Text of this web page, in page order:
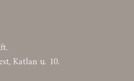
Katlan u. 10.